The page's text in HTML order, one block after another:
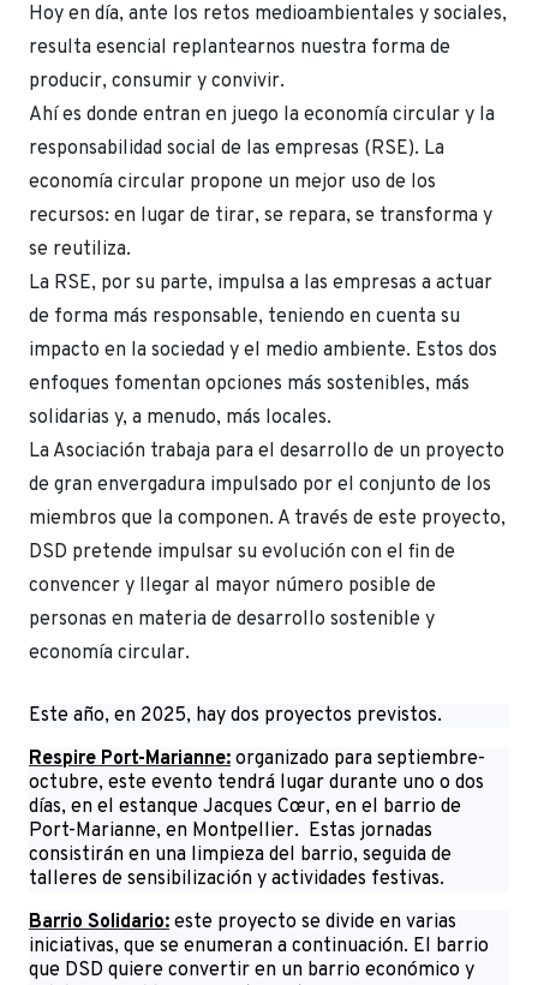
Hoy en día, ante los retos medioambientales y sociales,
resulta esencial replantearnos nuestra forma de
producir, consumir y convivir.
Ahí es donde entran en juego la economía circular y la
responsabilidad social de las empresas (RSE). La
economía circular propone un mejor uso de los
recursos: en lugar de tirar, se repara, se transforma y
se reutiliza.
La RSE, por su parte, impulsa a las empresas a actuar
de forma más responsable, teniendo en cuenta su
impacto en la sociedad y el medio ambiente. Estos dos
enfoques fomentan opciones más sostenibles, más
solidarias y, a menudo, más locales.
La Asociación trabaja para el desarrollo de un proyecto
de gran envergadura impulsado por el conjunto de los
miembros que la componen. A través de este proyecto,
DSD pretende impulsar su evolución con el fin de
convencer y llegar al mayor número posible de
personas en materia de desarrollo sostenible y
economía circular.
Este año, en 2025, hay dos proyectos previstos.
Respire Port-Marianne: organizado para septiembre-
octubre, este evento tendrá lugar durante uno o dos
días, en el estanque Jacques Cœur, en el barrio de
Port-Marianne, en Montpellier. Estas jornadas
consistirán en una limpieza del barrio, seguida de
talleres de sensibilización y actividades festivas.
Barrio Solidario: este proyecto se divide en varias
iniciativas, que se enumeran a continuación. El barrio
que DSD quiere convertir en un barrio económico y